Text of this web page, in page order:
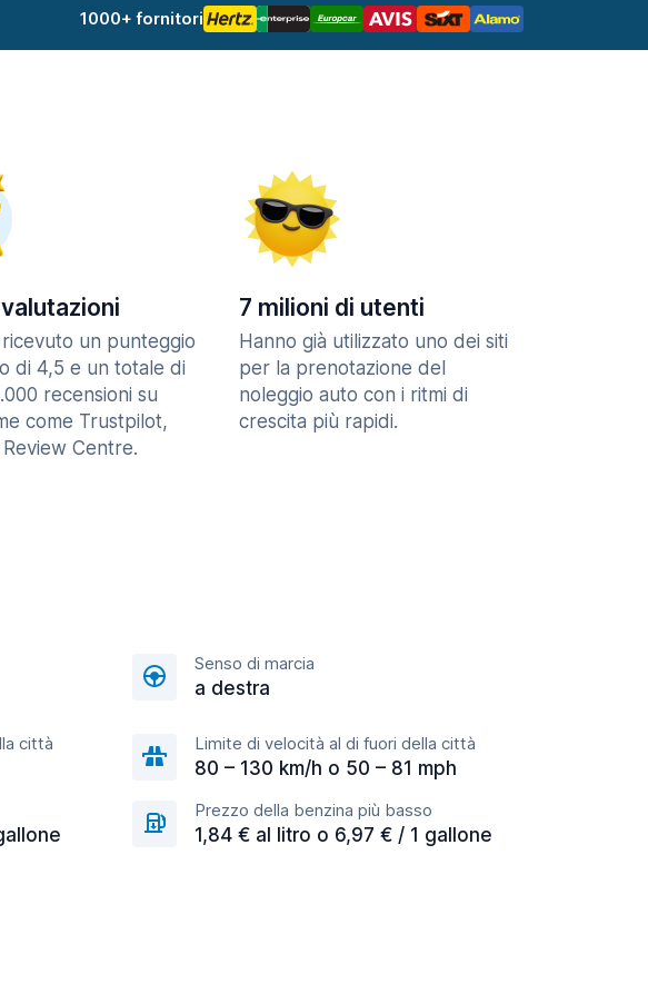
1000+ fornitori
un punteggio
di 4,5 e un totale di
recensioni su
come Trustpilot,
Centre.
7 milioni di utenti
Hanno già utilizzato uno dei siti
per la prenotazione del
noleggio auto con i ritmi di
crescita più rapidi.
Senso di marcia
a destra
città Limite di velocità al di fuori della città
80 – 130 km/h o 50 – 81 mph
Prezzo della benzina più basso
1,84 € al litro o 6,97 € / 1 gallone